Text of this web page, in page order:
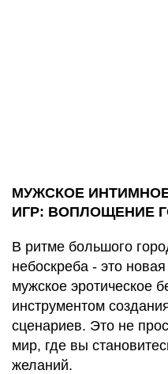
МУЖСКОЕ
ИГР: ВОПЛОЩЕНИЕ
В ритме большого
небоскреба - это
мужское эротическое
инструментом
сценариев. Это не
мир, где вы
желаний.